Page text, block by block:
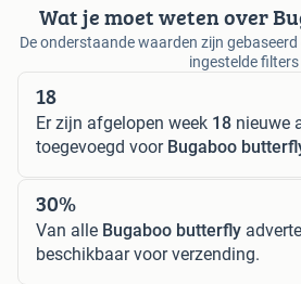
Wat je moet weten over
De onderstaande waarden zijn
ingestelde filters
18
Er zijn afgelopen week 18 nieuwe
toegevoegd voor Bugaboo
30%
Van alle Bugaboo butterfly
beschikbaar voor verzending.